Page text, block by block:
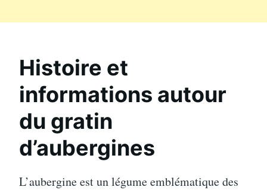
Histoire et
informations autour
du gratin
d’aubergines
L’aubergine est un légume emblématique des